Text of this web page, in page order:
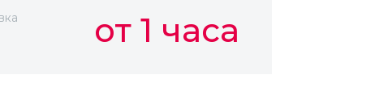
от 1 часа